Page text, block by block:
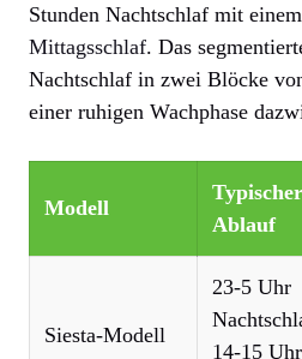
Stunden Nachtschlaf mit
Mittagsschlaf. Das
Nachtschlaf in zwei Blöcke
einer ruhigen Wachphase
Modell
Typischer
Ablauf
Siesta-Modell
23-5 Uhr
14-15 Uhr